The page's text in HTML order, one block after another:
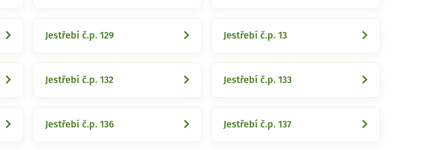
Jestřebí č.p. 129 Jestřebí č.p. 13
Jestřebí č.p. 132 Jestřebí č.p. 133
Jestřebí č.p. 136 Jestřebí č.p. 137